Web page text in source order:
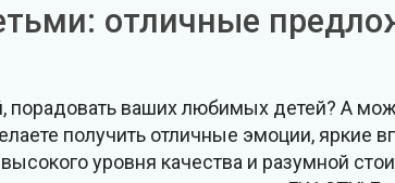
отличные
ваших любимых детей? А
получить отличные эмоции, яркие
уровня качества и разумной